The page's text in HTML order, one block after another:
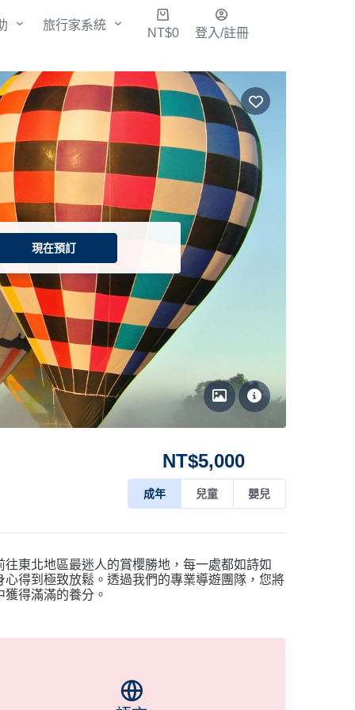
旅行家系統
購
物
NT$0 登入/註冊
現在預訂
NT$5,000
成年 兒童 嬰兒
東北地區最迷人的賞櫻勝地，每一處都如詩如
得到極致放鬆。透過我們的專業導遊團隊，您將
得滿滿的養分。